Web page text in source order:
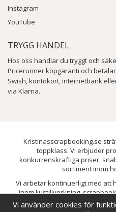
Instagram
YouTube
TRYGG HANDEL
Hos oss handlar du tryggt och
Pricerunner köpgaranti och
Swish, kontokort, internetbank
via Klarna.
Kristinasscrapbooking.se
toppklass. Vi erbjuder
konkurrenskraftiga priser,
sortiment inom
Vi arbetar kontinuerligt med att
inom ljustillverkning,
pyssel. Målet är att bredda
Vi använder cookies för